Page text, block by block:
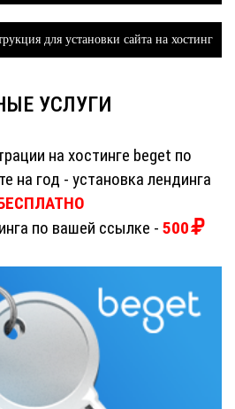
для установки сайта на хостинг
УСЛУГИ
на хостинге beget по
на год - установка лендинга
по вашей ссылке - 500